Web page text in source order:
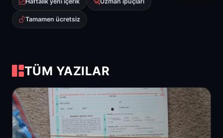
Tamamen ücretsiz
TÜM YAZILAR